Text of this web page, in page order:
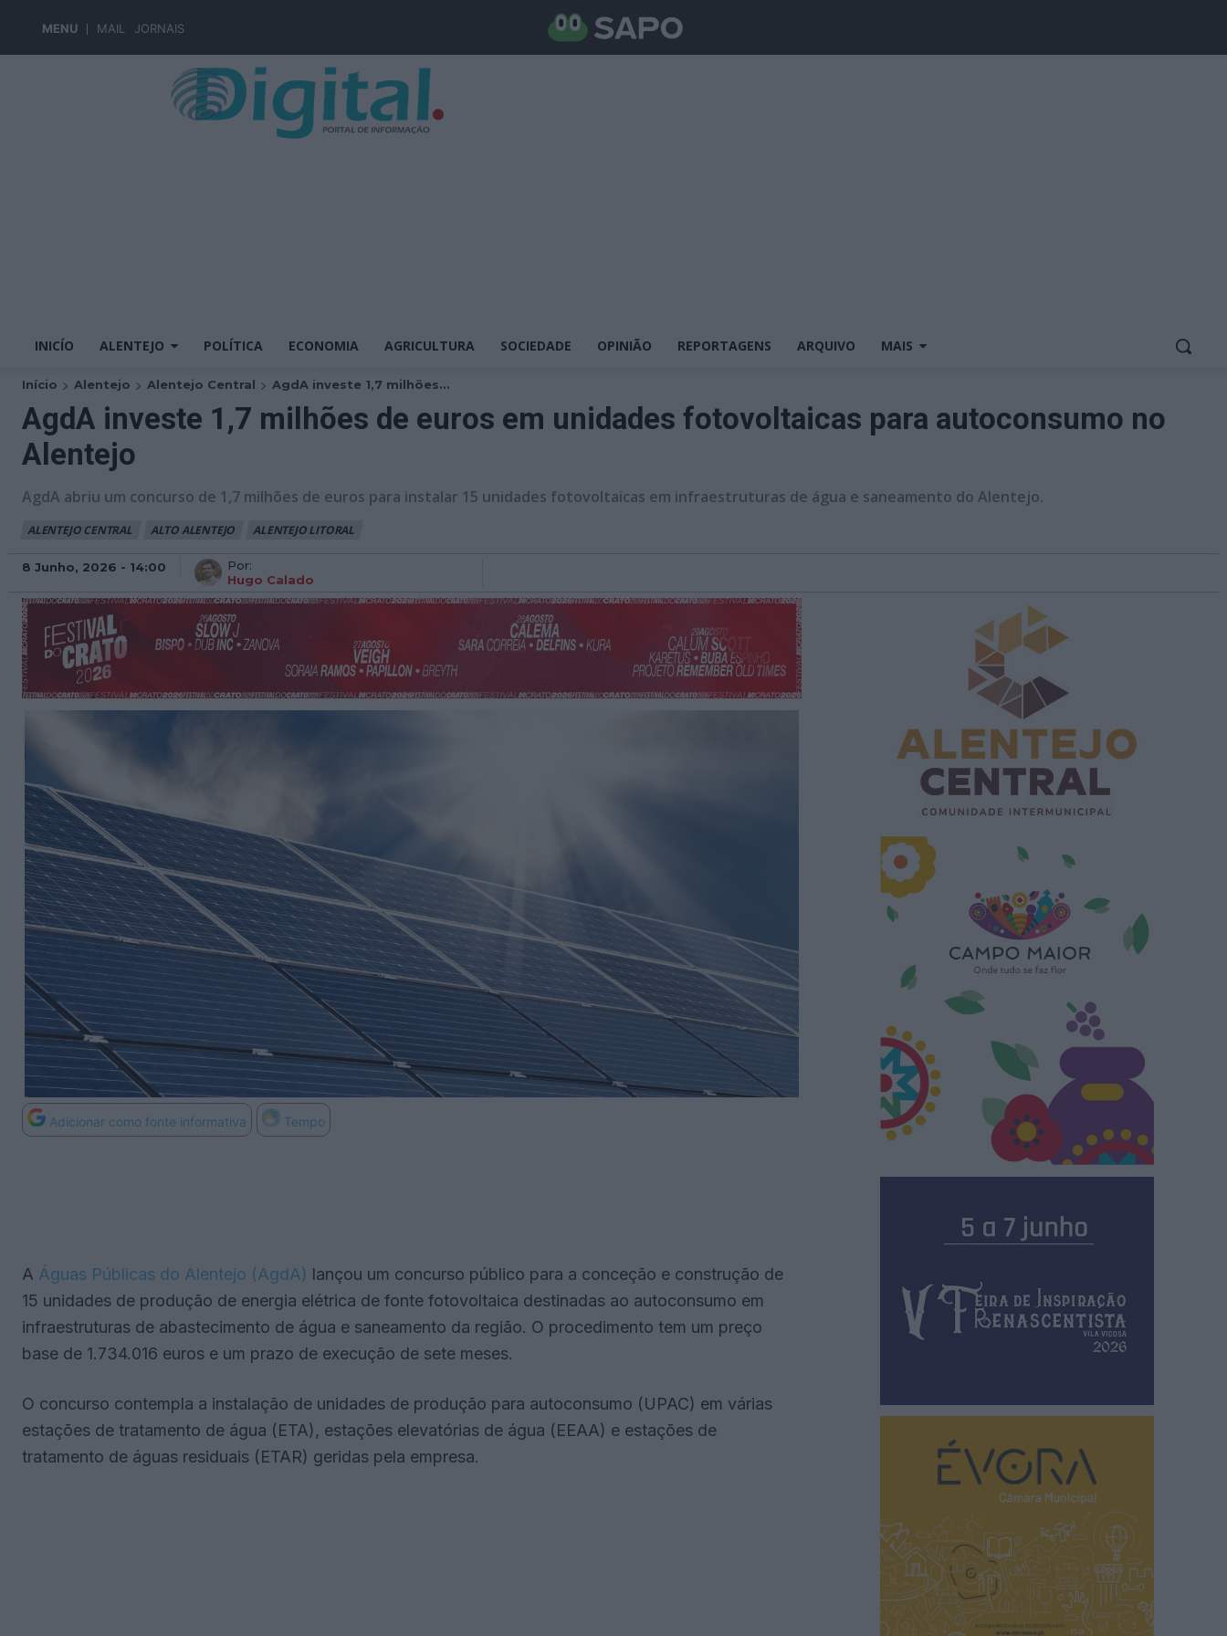
MENU MAIL JORNAIS
INICÍO ALENTEJO POLÍTICA ECONOMIA AGRICULTURA SOCIEDADE OPINIÃO REPORTAGENS ARQUIVO MAIS
Início Alentejo Alentejo Central AgdA investe 1,7 milhões...
AgdA investe 1,7 milhões de euros em unidades fotovoltaicas para autoconsumo no
Alentejo
AgdA abriu um concurso de 1,7 milhões de euros para instalar 15 unidades fotovoltaicas em infraestruturas de água e saneamento do Alentejo.
ALENTEJO CENTRAL ALTO ALENTEJO ALENTEJO LITORAL
8 Junho, 2026 - 14:00
Por:
Hugo Calado
Adicionar como fonte informativa Tempo
A Águas Públicas do Alentejo (AgdA) lançou um concurso público para a conceção e construção de
15 unidades de produção de energia elétrica de fonte fotovoltaica destinadas ao autoconsumo em
infraestruturas de abastecimento de água e saneamento da região. O procedimento tem um preço
base de 1.734.016 euros e um prazo de execução de sete meses.
O concurso contempla a instalação de unidades de produção para autoconsumo (UPAC) em várias
estações de tratamento de água (ETA), estações elevatórias de água (EEAA) e estações de
tratamento de águas residuais (ETAR) geridas pela empresa.